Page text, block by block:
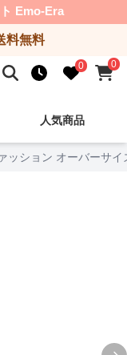
Emo-Era
料無料
0 0
人気商品
ッション オーバーサ